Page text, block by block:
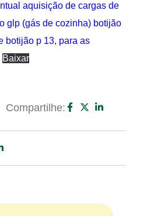
aquisição de cargas de
glp (gás de cozinha) botijão
botijão p 13, para as
Baixar
Compartilhe: